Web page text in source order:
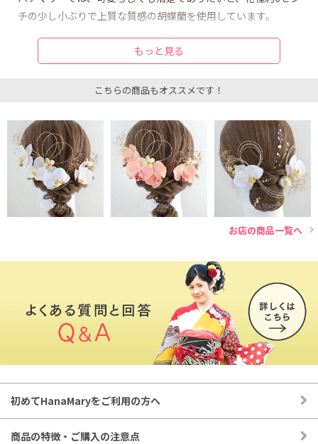
ドライ/プリザ かすみG_ロング_A
ドライ/プリザ かすみG_ロング_B
400円(税込)
タッセルなど装飾 水引き白金_加工なし
長さ90センチ×3本
350円(税込)
タッセルなど装飾 金箔
ヘアセット利用で約3回分
300円(税込)
チの少し小ぶりで上質な質感の胡蝶蘭を使用しています。
キラキラと品の良い輝きが特徴の水引きは、他にはない特別な
逸品。ゴールドとホワイトのミックスで合わせました。
金箔（金箔風に加工）と水引きがセットになっているので、迷
うことなくトレンド和モダンなヘアスタイリングが可能です。
成人式の振袖コーデ、卒業式の袴和装、結婚式の白無垢や打掛
など様々な式典にご使用いただけます。
◉お花やパーツは全てUピンに、それぞれ独立して取り付けて
◉自由にお好きな位置に付けられるので様々なヘアスタイルを
◉商品画像の水引きはお店のスタイリストがアレンジして取り
付けております。既製品の形ではございませんのでご注意くだ
もっと見る
こちらの商品もオススメです！
お店の商品一覧へ
初めてHanaMaryをご利用の方へ
商品の特徴・ご購入の注意点